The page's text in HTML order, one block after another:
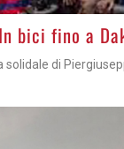
bici fino a
solidale di